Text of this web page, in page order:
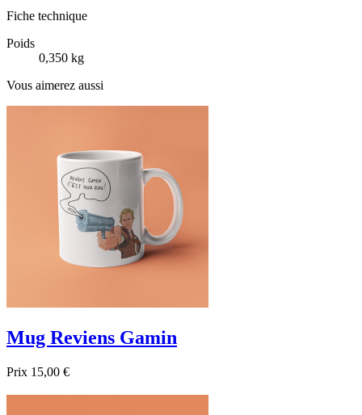
Fiche technique
Poids
0,350 kg
Vous aimerez aussi
Mug Reviens Gamin
Prix 15,00 €